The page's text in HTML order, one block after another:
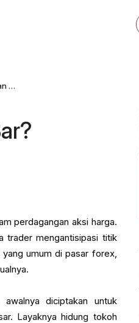
Apa Itu Pola Candlestick Pin Bar? Panduan Sederhana
perdagangan aksi harga.
trader mengantisipasi titik
umum di pasar forex,
diciptakan untuk
Layaknya hidung tokoh